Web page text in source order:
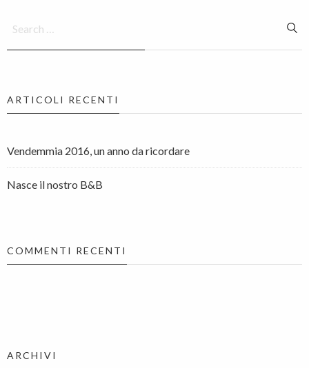
ARTICOLI RECENTI
Vendemmia 2016, un anno da ricordare
Nasce il nostro B&B
COMMENTI RECENTI
ARCHIVI